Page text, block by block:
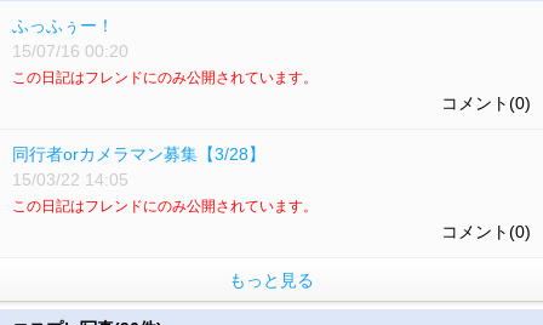
ふっふぅー！
15/07/16 00:20
この日記はフレンドにのみ公開されています。
コメント(0)
同行者orカメラマン募集【3/28】
15/03/22 14:05
この日記はフレンドにのみ公開されています。
コメント(0)
もっと見る